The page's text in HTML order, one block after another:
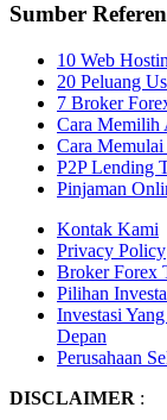
Sumber
10 Web
20 Peluang
7 Broker
Cara Memilih
Cara
P2P Lending
Pinjaman
Kontak Kami
Privacy Policy
Broker Forex
Pilihan
Investasi
Depan
Perusahaan
DISCLAIMER :